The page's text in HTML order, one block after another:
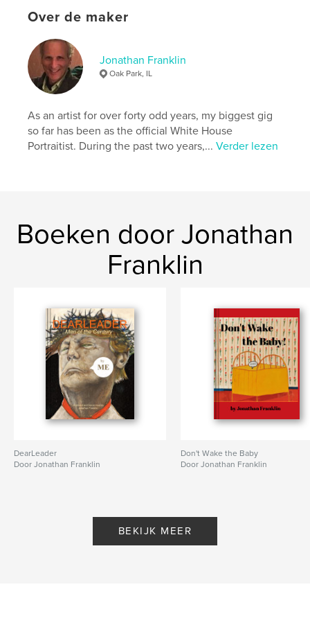
Trefwoorden
album
Over de maker
Jonathan Franklin
Oak Park, IL
As an artist for over forty odd years, my biggest gig
so far has been as the official White House
Portraitist. During the past two years,...Verder lezen
Boeken door Jonathan
Franklin
DearLeader
Door Jonathan Franklin
Don't Wake the Baby
Door Jonathan Franklin
BEKIJK MEER